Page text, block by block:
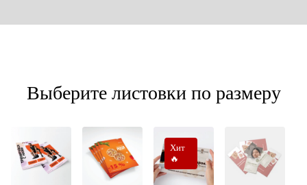
Выберите листовки по размеру
Хит
🔥